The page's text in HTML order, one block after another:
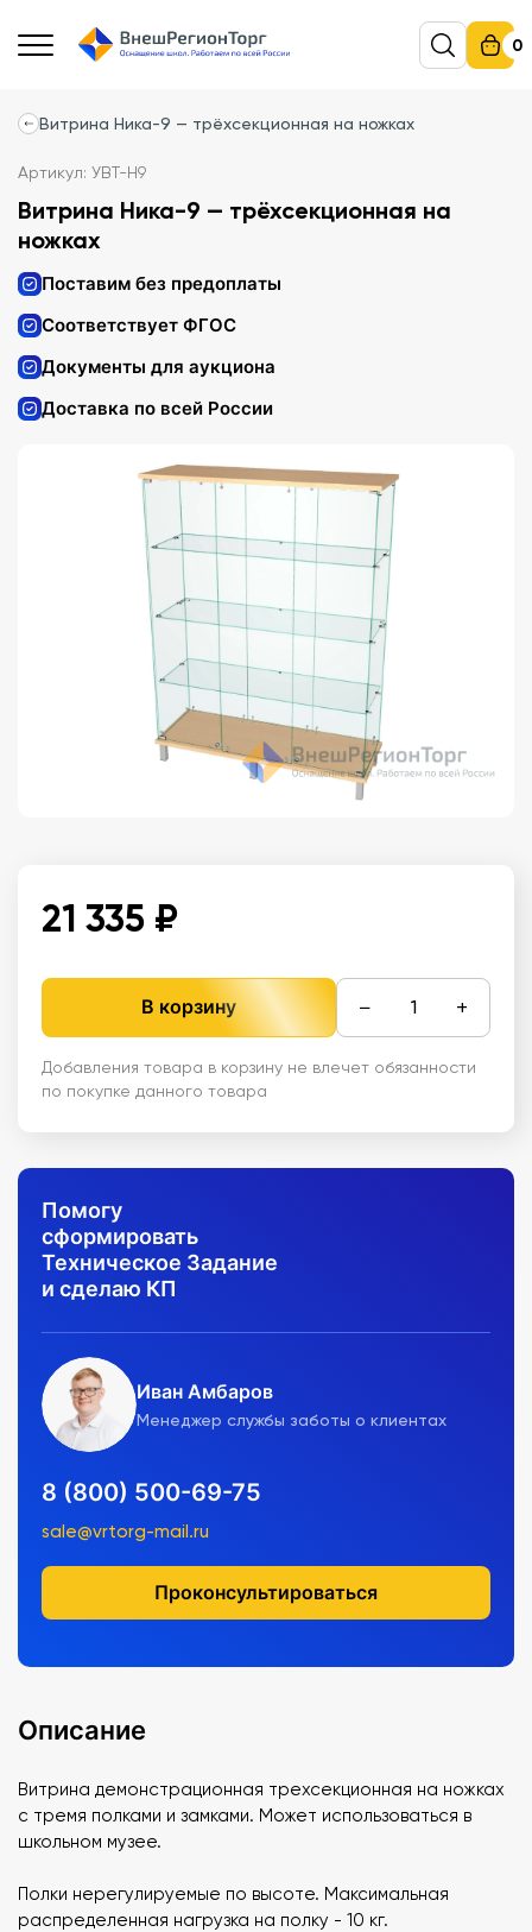
0
Витрина Ника-9 — трёхсекционная на ножках
Артикул: УВТ-Н9
Витрина Ника-9 — трёхсекционная на
ножках
Поставим без предоплаты
Соответствует ФГОС
Документы для аукциона
Доставка по всей России
21 335 ₽
В корзину − +
Добавления товара в корзину не влечет обязанности
по покупке данного товара
Помогу
сформировать
Техническое Задание
и сделаю КП
Иван Амбаров
Менеджер службы заботы о клиентах
8 (800) 500-69-75
sale@vrtorg-mail.ru
Проконсультироваться
Описание
Витрина демонстрационная трехсекционная на ножках
с тремя полками и замками. Может использоваться в
школьном музее.
Полки нерегулируемые по высоте. Максимальная
распределенная нагрузка на полку - 10 кг.